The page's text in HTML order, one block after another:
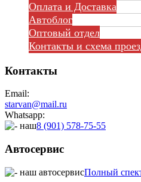
Оплата и Доставка
Автоблог
Оптовый отдел
Контакты и схема
Контакты
Email:
starvan@mail.ru
Whatsapp:
8 (901) 578-75-55
Автосервис
Полный